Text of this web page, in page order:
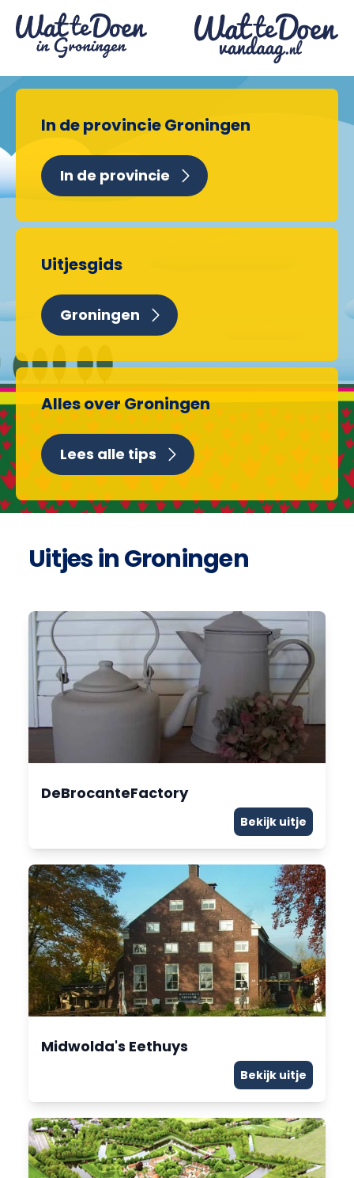
In de provincie Groningen
In de provincie
Uitjesgids
Groningen
Alles over Groningen
Lees alle tips
Uitjes in Groningen
DeBrocanteFactory
Bekijk uitje
Midwolda's Eethuys
Bekijk uitje